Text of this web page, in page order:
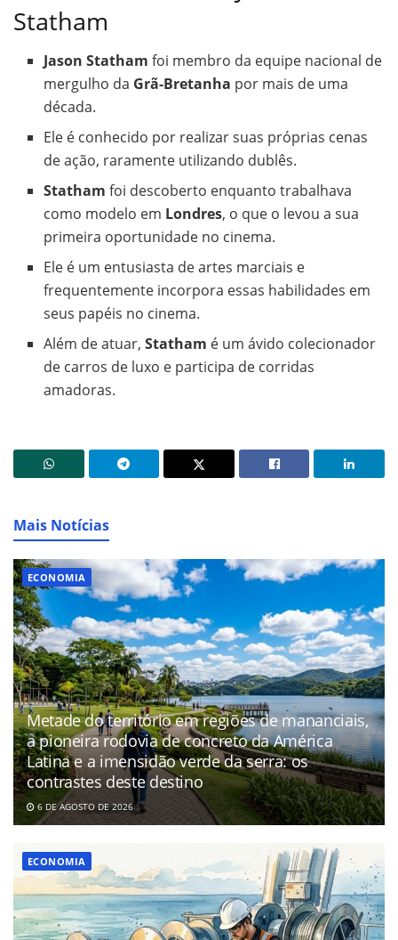
Statham
Jason Statham foi membro da equipe nacional de
mergulho da Grã-Bretanha por mais de uma
década.
Ele é conhecido por realizar suas próprias cenas
de ação, raramente utilizando dublês.
Statham foi descoberto enquanto trabalhava
como modelo em Londres, o que o levou a sua
primeira oportunidade no cinema.
Ele é um entusiasta de artes marciais e
frequentemente incorpora essas habilidades em
seus papéis no cinema.
Além de atuar,Statham é um ávido colecionador
de carros de luxo e participa de corridas
amadoras.
Mais Notícias
ECONOMIA
Metade do território em regiões de mananciais,
a pioneira rodovia de concreto da América
Latina e a imensidão verde da serra: os
contrastes deste destino
6 DE AGOSTO DE 2026
ECONOMIA